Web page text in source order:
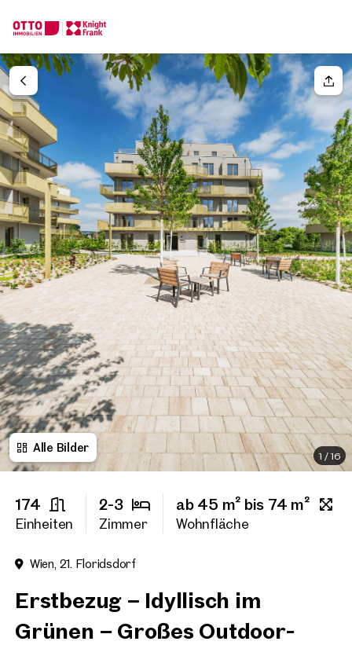
Alle Bilder
1 /16
174
Einheiten
2-3
Zimmer
ab 45 m² bis 74 m²
Wohnfläche
Wien, 21. Floridsdorf
Erstbezug – Idyllisch im
Grünen – Großes Outdoor-
Ihre Anfrage
Einheit(en)
Bitte wählen
Ihre Nachricht
Anrede
Bitte wählen
Titel(optional)
Vorname
Nachname
Telefonnummer
Wir finden Ihre
Traumimmobilie
Sagen Sie uns was Sie suchen und wir finden Ihre
Wie möchten Sie uns kontaktieren?
Online
Immobilie konfigurieren & finden lassen
Direkte:r Ansprechpartner:in
Anrufen oder Rückruf vereinbaren